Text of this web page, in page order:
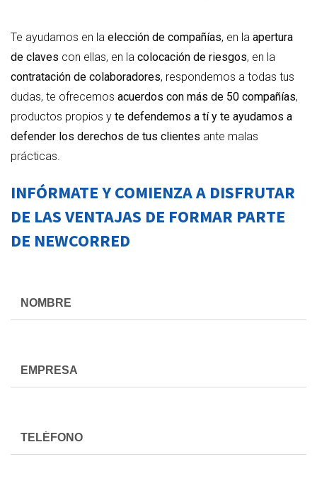
Te ayudamos en la elección de compañías, en la apertura
de claves con ellas, en la colocación de riesgos, en la
contratación de colaboradores, respondemos a todas tus
dudas, te ofrecemos acuerdos con más de 50 compañías,
productos propios y te defendemos a tí y te ayudamos a
defender los derechos de tus clientes ante malas
prácticas.
INFÓRMATE Y COMIENZA A DISFRUTAR
DE LAS VENTAJAS DE FORMAR PARTE
DE NEWCORRED